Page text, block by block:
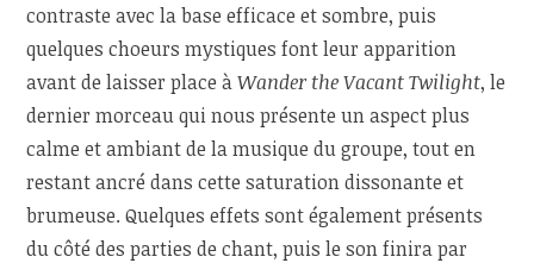
contraste avec la base efficace et sombre, puis
quelques choeurs mystiques font leur apparition
avant de laisser place àWander the Vacant Twilight, le
dernier morceau qui nous présente un aspect plus
calme et ambiant de la musique du groupe, tout en
restant ancré dans cette saturation dissonante et
brumeuse. Quelques effets sont également présents
du côté des parties de chant, puis le son finira par